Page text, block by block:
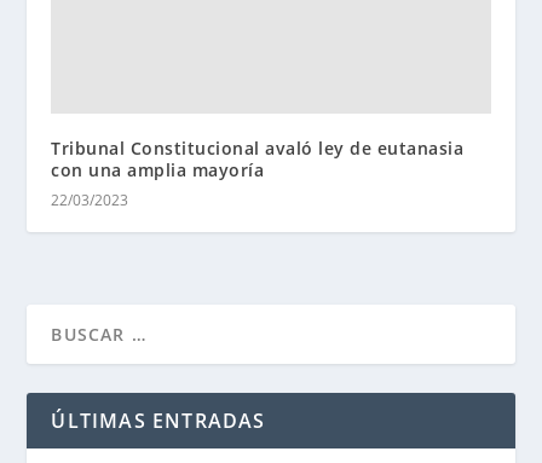
Tribunal Constitucional avaló ley de eutanasia
con una amplia mayoría
22/03/2023
ÚLTIMAS ENTRADAS